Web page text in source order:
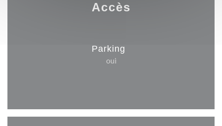
Accès
Parking
oui